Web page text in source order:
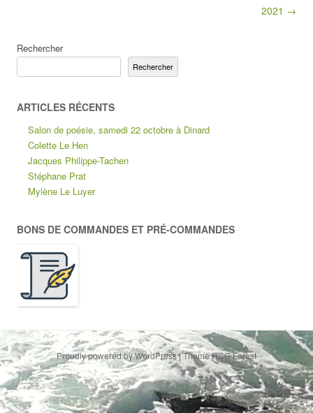
2021 →
Rechercher
Rechercher
ARTICLES RÉCENTS
Salon de poésie, samedi 22 octobre à Dinard
Colette Le Hen
Jacques Philippe-Tachen
Stéphane Prat
Mylène Le Luyer
BONS DE COMMANDES ET PRÉ-COMMANDES
Proudly powered by WordPress|Theme RCG Forest